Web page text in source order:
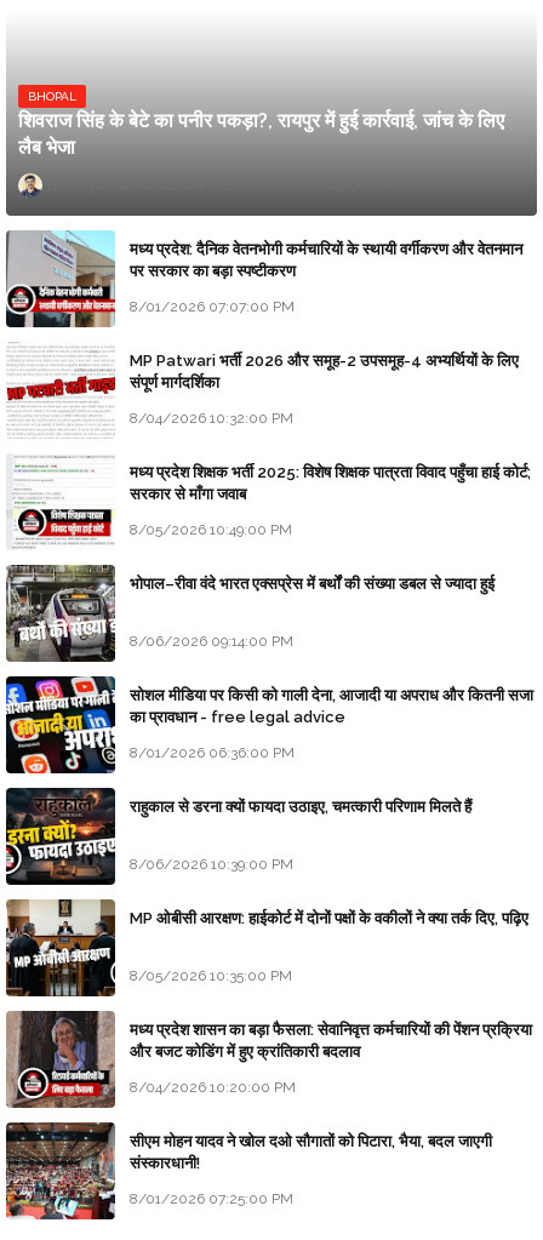
BHOPAL
शिवराज सिंह के बेटे का पनीर पकड़ा?, रायपुर में हुई कार्रवाई, जांच के लिए
लैब भेजा
मध्य प्रदेश: दैनिक वेतनभोगी कर्मचारियों के स्थायी वर्गीकरण और वेतनमान
पर सरकार का बड़ा स्पष्टीकरण
8/01/2026 07:07:00 PM
MP Patwari भर्ती 2026 और समूह-2 उपसमूह-4 अभ्यर्थियों के लिए
संपूर्ण मार्गदर्शिका
8/04/2026 10:32:00 PM
मध्य प्रदेश शिक्षक भर्ती 2025: विशेष शिक्षक पात्रता विवाद पहुँचा हाई कोर्ट;
सरकार से माँगा जवाब
8/05/2026 10:49:00 PM
भोपाल–रीवा वंदे भारत एक्सप्रेस में बर्थों की संख्या डबल से ज्यादा हुई
8/06/2026 09:14:00 PM
सोशल मीडिया पर किसी को गाली देना, आजादी या अपराध और कितनी सजा
का प्रावधान - free legal advice
8/01/2026 06:36:00 PM
राहुकाल से डरना क्यों फायदा उठाइए, चमत्कारी परिणाम मिलते हैं
8/06/2026 10:39:00 PM
MP ओबीसी आरक्षण: हाईकोर्ट में दोनों पक्षों के वकीलों ने क्या तर्क दिए, पढ़िए
8/05/2026 10:35:00 PM
मध्य प्रदेश शासन का बड़ा फैसला: सेवानिवृत्त कर्मचारियों की पेंशन प्रक्रिया
और बजट कोडिंग में हुए क्रांतिकारी बदलाव
8/04/2026 10:20:00 PM
सीएम मोहन यादव ने खोल दओ सौगातों को पिटारा, भैया, बदल जाएगी
संस्कारधानी!
8/01/2026 07:25:00 PM